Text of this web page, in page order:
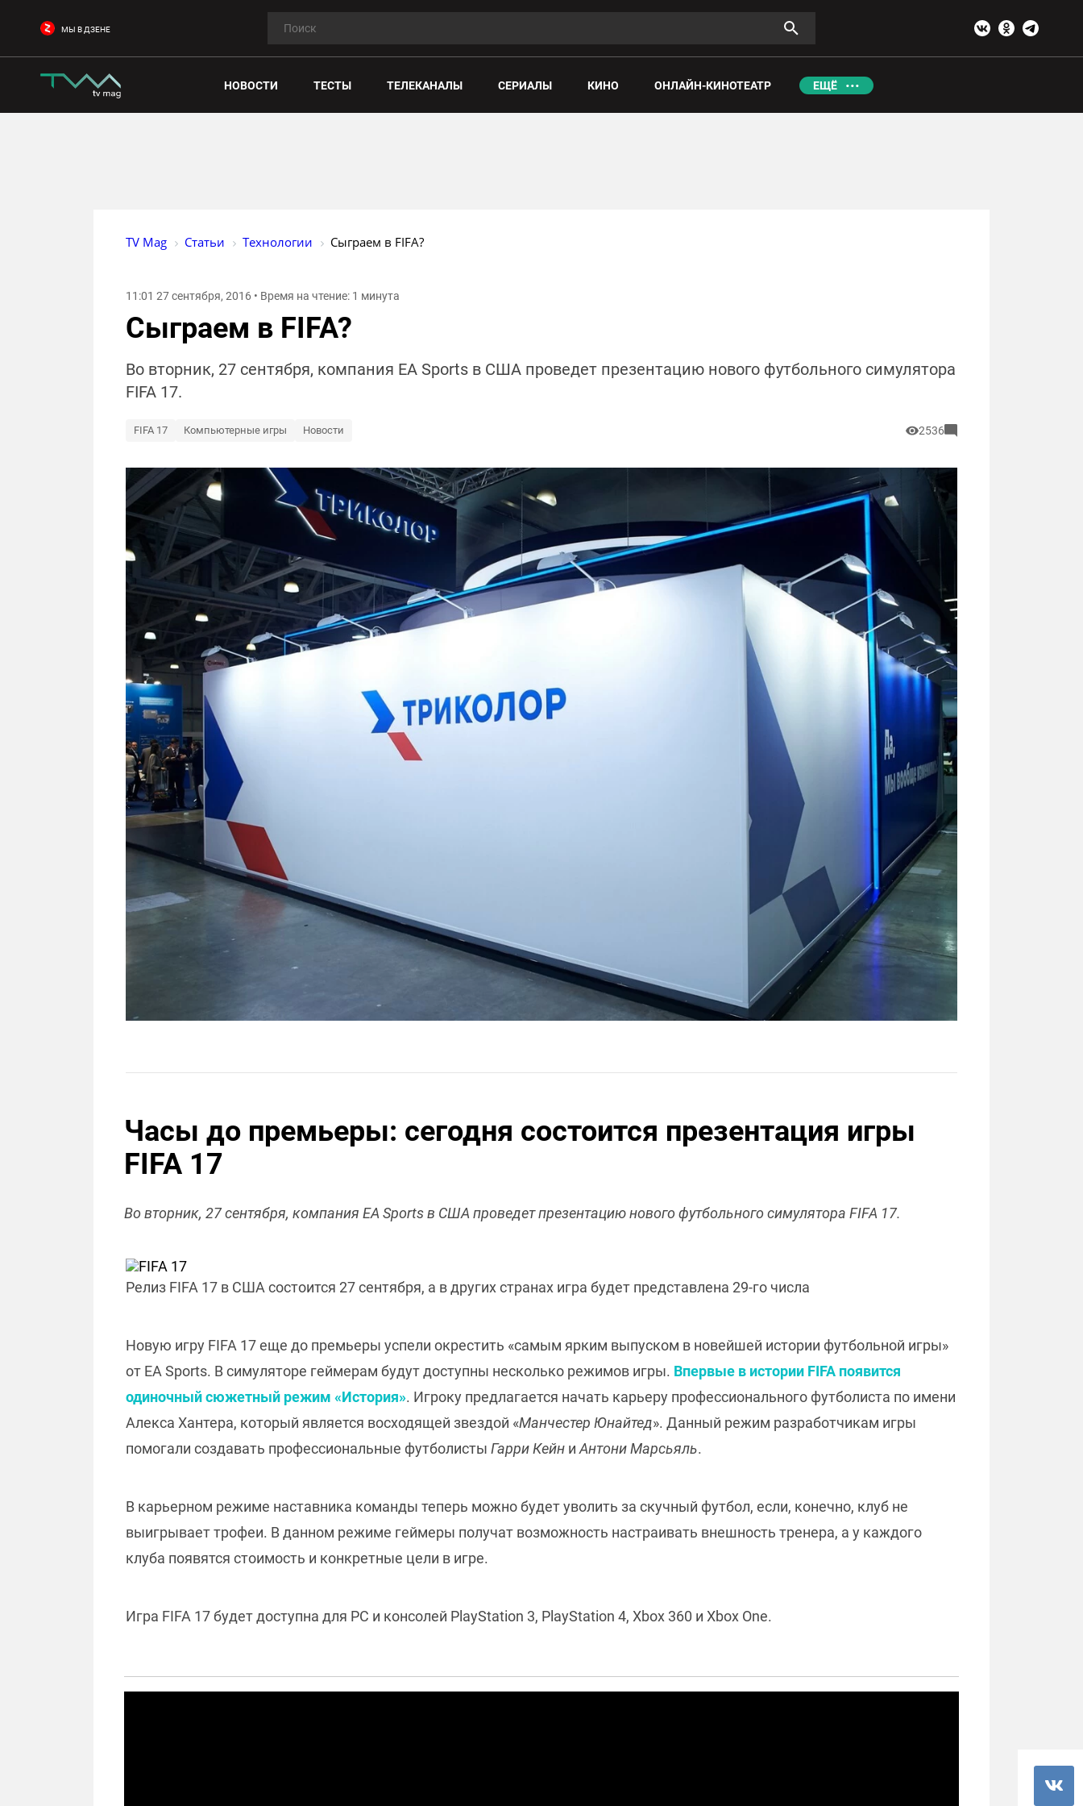
МЫ В ДЗЕНЕ
НОВОСТИ ТЕСТЫ ТЕЛЕКАНАЛЫ СЕРИАЛЫ КИНО ОНЛАЙН-КИНОТЕАТР ЕЩЁ
TV Mag Статьи Технологии Сыграем в FIFA?
11:01 27 сентября, 2016 • Время на чтение: 1 минута
Сыграем в FIFA?
Во вторник, 27 сентября, компания EA Sports в США проведет презентацию нового футбольного симулятора
FIFA 17.
FIFA 17 Компьютерные игры Новости 2536
Часы до премьеры: сегодня состоится презентация игры
FIFA 17
Во вторник, 27 сентября, компания EA Sports в США проведет презентацию нового футбольного симулятора FIFA 17.
Релиз FIFA 17 в США состоится 27 сентября, а в других странах игра будет представлена 29-го числа
Новую игру FIFA 17 еще до премьеры успели окрестить «самым ярким выпуском в новейшей истории футбольной игры»
от EA Sports. В симуляторе геймерам будут доступны несколько режимов игры. Впервые в истории FIFA появится
одиночный сюжетный режим «История». Игроку предлагается начать карьеру профессионального футболиста по имени
Алекса Хантера, который является восходящей звездой «Манчестер Юнайтед». Данный режим разработчикам игры
помогали создавать профессиональные футболисты Гарри Кейн и Антони Марсьяль.
В карьерном режиме наставника команды теперь можно будет уволить за скучный футбол, если, конечно, клуб не
выигрывает трофеи. В данном режиме геймеры получат возможность настраивать внешность тренера, а у каждого
клуба появятся стоимость и конкретные цели в игре.
Игра FIFA 17 будет доступна для PC и консолей PlayStation 3, PlayStation 4, Xbox 360 и Xbox One.